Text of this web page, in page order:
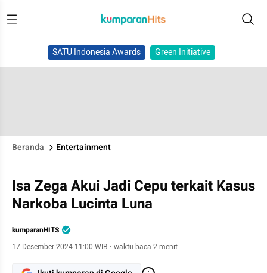
SATU Indonesia Awards Green Initiative
Beranda Entertainment
Isa Zega Akui Jadi Cepu terkait Kasus
Narkoba Lucinta Luna
kumparanHITS
17 Desember 2024 11:00 WIB · waktu baca 2 menit